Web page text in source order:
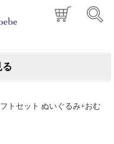
る
トセット ぬいぐるみ+おむ